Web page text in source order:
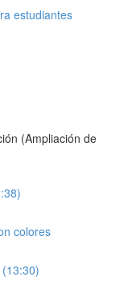
estudiantes
(Ampliación de
colores